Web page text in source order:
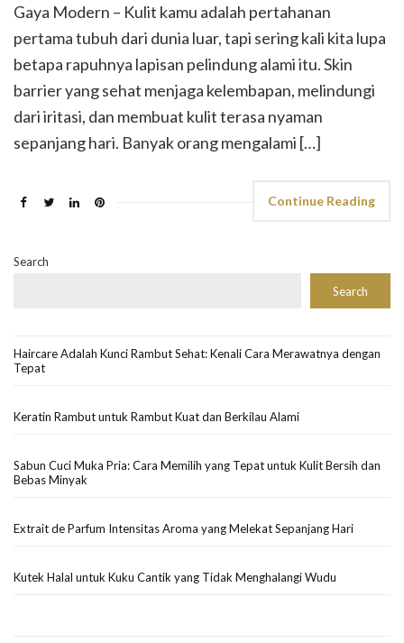
Gaya Modern – Kulit kamu adalah pertahanan
pertama tubuh dari dunia luar, tapi sering kali kita lupa
betapa rapuhnya lapisan pelindung alami itu. Skin
barrier yang sehat menjaga kelembapan, melindungi
dari iritasi, dan membuat kulit terasa nyaman
sepanjang hari. Banyak orang mengalami […]
Continue Reading
Search
Search
Haircare Adalah Kunci Rambut Sehat: Kenali Cara Merawatnya dengan
Tepat
Keratin Rambut untuk Rambut Kuat dan Berkilau Alami
Sabun Cuci Muka Pria: Cara Memilih yang Tepat untuk Kulit Bersih dan
Bebas Minyak
Extrait de Parfum Intensitas Aroma yang Melekat Sepanjang Hari
Kutek Halal untuk Kuku Cantik yang Tidak Menghalangi Wudu